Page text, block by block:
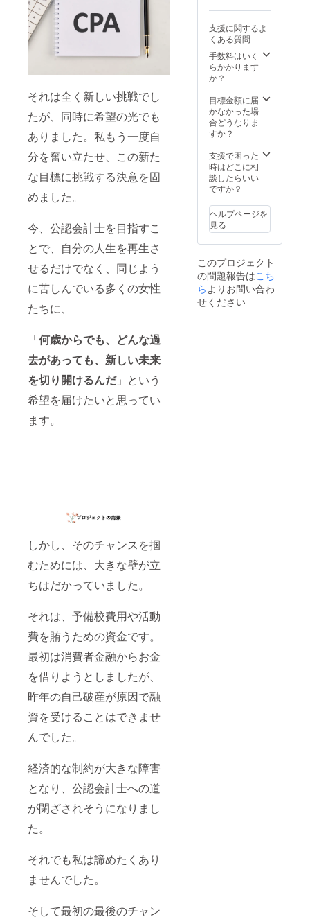
それは全く新しい挑戦でし
たが、同時に希望の光でも
ありました。私もう一度自
分を奮い立たせ、この新た
な目標に挑戦する決意を固
めました。
今、公認会計士を目指すこ
とで、自分の人生を再生さ
せるだけでなく、同じよう
に苦しんでいる多くの女性
たちに、
「何歳からでも、どんな過
去があっても、新しい未来
を切り開けるんだ」という
希望を届けたいと思ってい
ます。
しかし、そのチャンスを掴
むためには、大きな壁が立
ちはだかっていました。
それは、予備校費用や活動
費を賄うための資金です。
最初は消費者金融からお金
を借りようとしましたが、
昨年の自己破産が原因で融
資を受けることはできませ
んでした。
経済的な制約が大きな障害
となり、公認会計士への道
が閉ざされそうになりまし
た。
それでも私は諦めたくあり
ませんでした。
そして最初の最後のチャン
支援に関するよ
くある質問
手数料はいく
らかかります
か？
目標金額に届
かなかった場
合どうなりま
すか？
支援で困った
時はどこに相
談したらいい
ですか？
ヘルプページを
見る
このプロジェクト
の問題報告はこち
ら よりお問い合わ
せください